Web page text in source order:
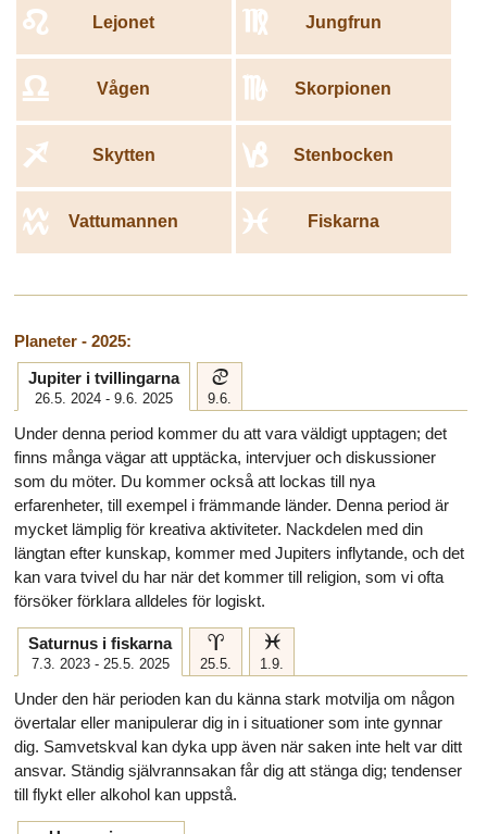
Lejonet
e Jungfrun
f
Vågen
g Skorpionen
h
Skytten
i Stenbocken
j
Vattumannen
k Fiskarna
l
Planeter - 2025:
Jupiter i tvillingarna
26.5. 2024 - 9.6. 2025
d
9.6.
Under denna period kommer du att vara väldigt upptagen; det
finns många vägar att upptäcka, intervjuer och diskussioner
som du möter. Du kommer också att lockas till nya
erfarenheter, till exempel i främmande länder. Denna period är
mycket lämplig för kreativa aktiviteter. Nackdelen med din
längtan efter kunskap, kommer med Jupiters inflytande, och det
kan vara tvivel du har när det kommer till religion, som vi ofta
försöker förklara alldeles för logiskt.
Saturnus i fiskarna
7.3. 2023 - 25.5. 2025
a
25.5.
l
1.9.
Under den här perioden kan du känna stark motvilja om någon
övertalar eller manipulerar dig in i situationer som inte gynnar
dig. Samvetskval kan dyka upp även när saken inte helt var ditt
ansvar. Ständig självrannsakan får dig att stänga dig; tendenser
till flykt eller alkohol kan uppstå.